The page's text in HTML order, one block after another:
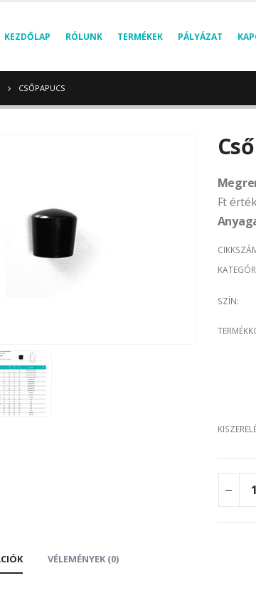
KEZDŐLAP RÓLUNK TERMÉKEK PÁLYÁZAT
CSŐPAPUCS
Ft
SZÍN
VÉLEMÉNYEK (0)